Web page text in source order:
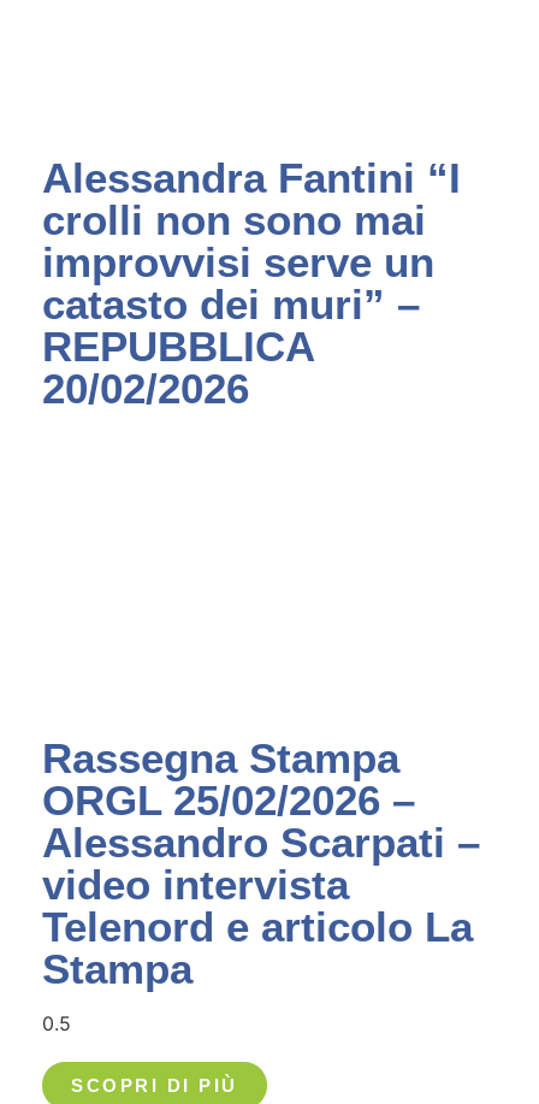
Alessandra Fantini “I
crolli non sono mai
improvvisi serve un
catasto dei muri” –
REPUBBLICA
20/02/2026
Rassegna Stampa
ORGL 25/02/2026 –
Alessandro Scarpati –
video intervista
Telenord e articolo La
Stampa
SCOPRI DI PIÙ